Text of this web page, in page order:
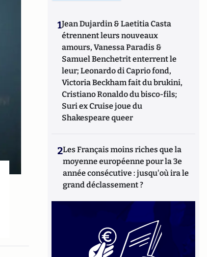
1Jean Dujardin & Laetitia Casta
étrennent leurs nouveaux
amours, Vanessa Paradis &
Samuel Benchetrit enterrent le
leur; Leonardo di Caprio fond,
Victoria Beckham fait du brukini,
Cristiano Ronaldo du bisco-fils;
Suri ex Cruise joue du
Shakespeare queer
2Les Français moins riches que la
moyenne européenne pour la 3e
année consécutive : jusqu'où ira le
grand déclassement ?